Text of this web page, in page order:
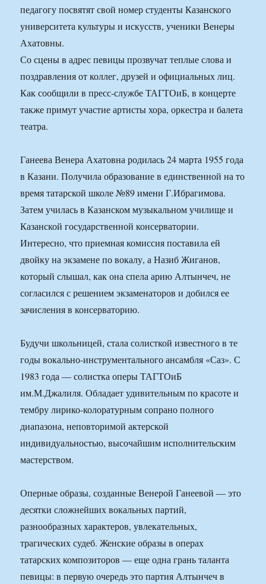
педагогу посвятят свой номер студенты Казанского
университета культуры и искусств, ученики Венеры
Ахатовны.
Со сцены в адрес певицы прозвучат теплые слова и
поздравления от коллег, друзей и официальных лиц.
Как сообщили в пресс-службе ТАГТОиБ, в концерте
также примут участие артисты хора, оркестра и балета
театра.
Ганеева Венера Ахатовна родилась 24 марта 1955 года
в Казани. Получила образование в единственной на то
время татарской школе №89 имени Г.Ибрагимова.
Затем училась в Казанском музыкальном училище и
Казанской государственной консерватории.
Интересно, что приемная комиссия поставила ей
двойку на экзамене по вокалу, а Назиб Жиганов,
который слышал, как она спела арию Алтынчеч, не
согласился с решением экзаменаторов и добился ее
зачисления в консерваторию.
Будучи школьницей, стала солисткой известного в те
годы вокально-инструментального ансамбля «Саз». С
1983 года — солистка оперы ТАГТОиБ
им.М.Джалиля. Обладает удивительным по красоте и
тембру лирико-колоратурным сопрано полного
диапазона, неповторимой актерской
индивидуальностью, высочайшим исполнительским
мастерством.
Оперные образы, созданные Венерой Ганеевой — это
десятки сложнейших вокальных партий,
разнообразных характеров, увлекательных,
трагических судеб. Женские образы в операх
татарских композиторов — еще одна грань таланта
певицы: в первую очередь это партия Алтынчеч в